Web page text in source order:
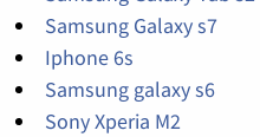
Samsung Galaxy s7
Iphone 6s
Samsung galaxy s6
Sony Xperia M2